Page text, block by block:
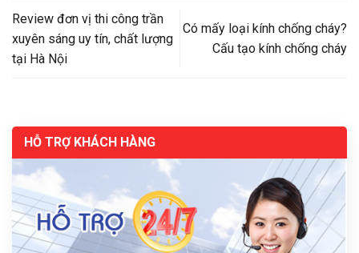
Review đơn vị thi công trần
xuyên sáng uy tín, chất lượng
tại Hà Nội
Có mấy loại kính chống cháy?
Cấu tạo kính chống cháy
HỖ TRỢ KHÁCH HÀNG